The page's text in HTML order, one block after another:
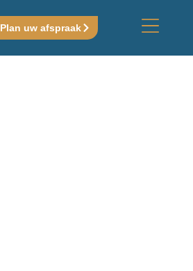
Plan uw afspraak